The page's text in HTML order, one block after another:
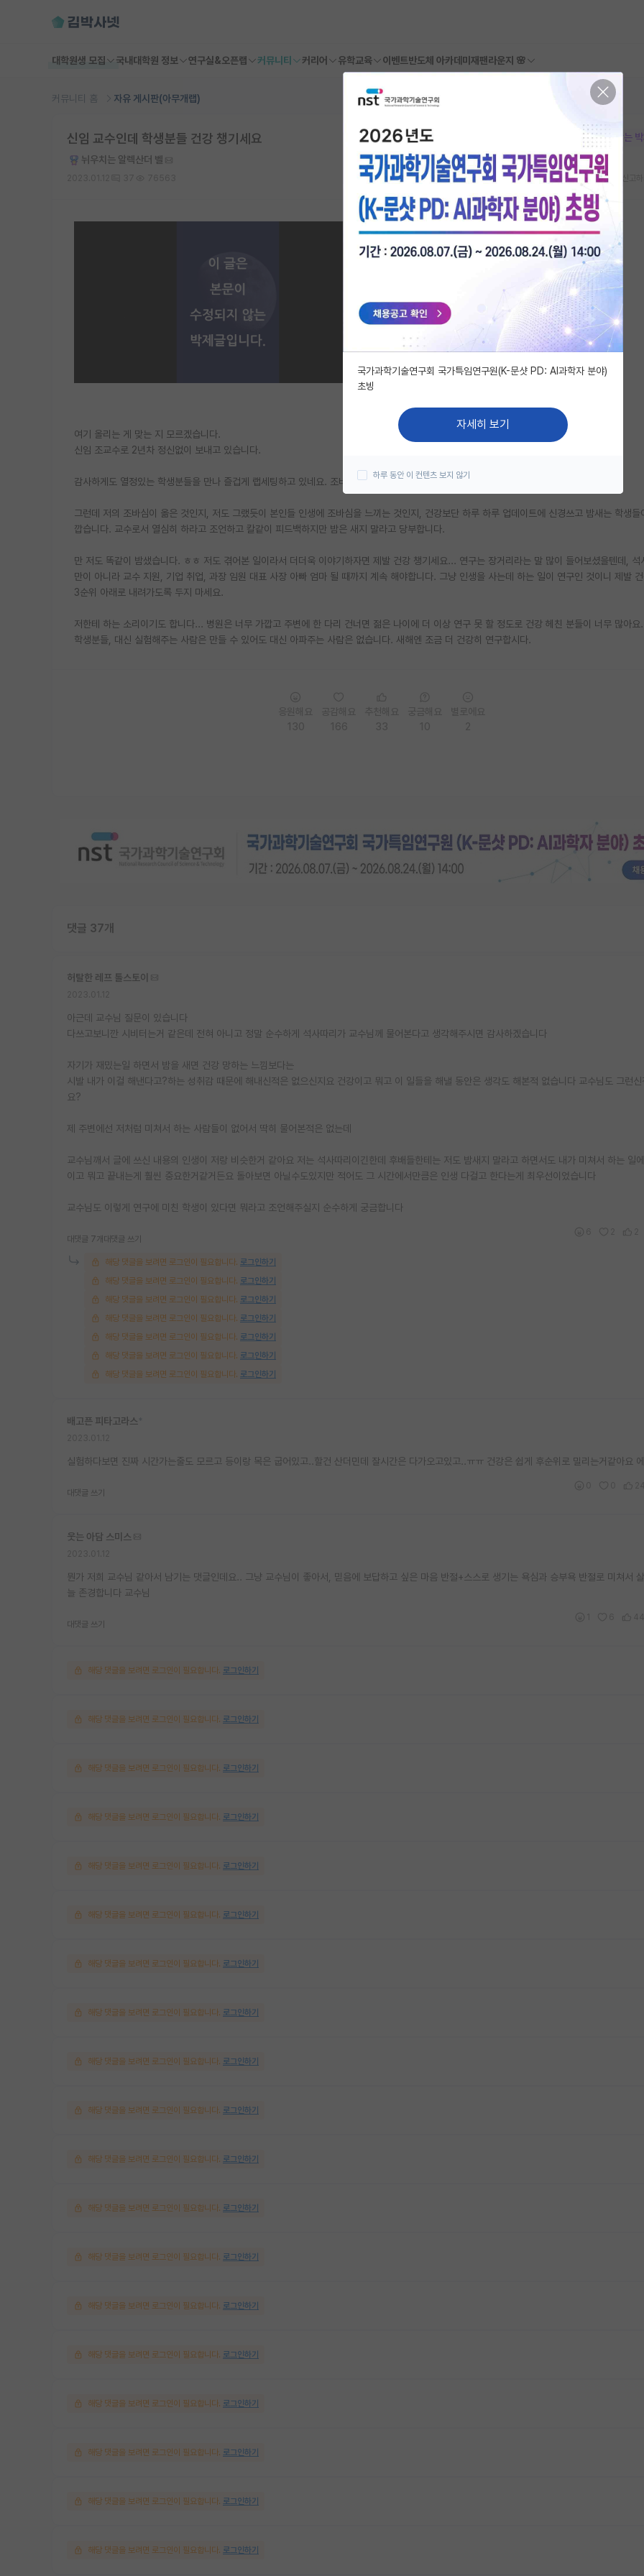
대학원생 모집 국내대학원 정보 연구실&오픈랩 커뮤니티 커리어 유학교육 이벤트반도체 아카데미 재팬라운지 🌸
커뮤니티 홈 자유 게시판(아무개랩)
본문이 수정되지 않는
신임 교수인데 학생분들 건강 챙기세요
뉘우치는 알렉산더 벨
스크랩
여기 올리는 게 맞는 지 모르겠습니다.
신임 조교수로 2년차 정신없이 보내고 있습니다.
감사하게도 열정있는 학생분들을 만나 즐겁게 랩세팅하고 있네요. 조바심이 나던 걸 내려놓고 학생들을 바라보고 산 지 얼마 안 됩니다.
그런데 저의 조바심이 옮은 것인지, 저도 그랬듯이 본인들 인생에 조바심을 느끼는 것인지, 건강보단 하루 하루 업데이트에 신경쓰고 밤새는 학생들
깝습니다. 교수로서 열심히 하라고 조언하고 칼같이 피드백하지만 밤은 새지 말라고 당부합니다.
만 저도 똑같이 밤샜습니다. ㅎㅎ 저도 겪어본 일이라서 더더욱 이야기하자면 제발 건강 챙기세요... 연구는 장거리라는 말 많이 들어보셨을텐데, 석
만이 아니라 교수 지원, 기업 취업, 과장 임원 대표 사장 아빠 엄마 될 때까지 계속 해야합니다. 그냥 인생을 사는데 하는 일이 연구인 것이니 제발
3순위 아래로 내려가도록 두지 마세요.
저한테 하는 소리이기도 합니다... 병원은 너무 가깝고 주변에 한 다리 건너면 젊은 나이에 더 이상 연구 못 할 정도로 건강 헤친 분들이 너무 많아요
학생분들, 대신 실험해주는 사람은 만들 수 있어도 대신 아파주는 사람은 없습니다. 새해엔 조금 더 건강히 연구합시다.
댓글 37개
허탈한 레프 톨스토이
아근데 교수님 질문이 있습니다
다쓰고보니깐 시비터는거 같은데 전혀 아니고 정말 순수하게 석사따리가 교수님께 물어본다고 생각해주시면 감사하겠습니다
자기가 재밌는일 하면서 밤을 새면 건강 망하는 느낌보다는
시발 내가 이걸 해낸다고?하는 성취감 때문에 해내신적은 없으신지요 건강이고 뭐고 이 일들을 해낼 동안은 생각도 해본적 없습니다 교수님도 그런
요?
제 주변에선 저처럼 미쳐서 하는 사람들이 없어서 딱히 물어본적은 없는데
교수님깨서 글에 쓰신 내용의 인생이 저랑 비슷한거 같아요 저는 석사따리이긴한데 후배들한테는 저도 밤새지 말라고 하면서도 내가 미쳐서 하는 일
이고 뭐고 끝내는게 훨씬 중요한거같거든요 돌아보면 아닐수도있지만 적어도 그 시간에서만큼은 인생 다걸고 한다는게 최우선이었습니다
교수님도 이렇게 연구에 미친 학생이 있다면 뭐라고 조언해주실지 순수하게 궁금합니다
대댓글 7개 대댓글 쓰기
해당 댓글을 보려면 로그인이 필요합니다. 로그인하기
해당 댓글을 보려면 로그인이 필요합니다. 로그인하기
해당 댓글을 보려면 로그인이 필요합니다. 로그인하기
해당 댓글을 보려면 로그인이 필요합니다. 로그인하기
해당 댓글을 보려면 로그인이 필요합니다. 로그인하기
해당 댓글을 보려면 로그인이 필요합니다. 로그인하기
해당 댓글을 보려면 로그인이 필요합니다. 로그인하기
배고픈 피타고라스
실험하다보면 진짜 시간가는줄도 모르고 등이랑 목은 굽어있고..할건 산더민데 잘시간은 다가오고있고..ㅠㅠ 건강은 쉽게 후순위로 밀리는거같아요
대댓글 쓰기
웃는 아담 스미스
뭔가 저희 교수님 같아서 남기는 댓글인데요.. 그냥 교수님이 좋아서, 믿음에 보답하고 싶은 마음 반절+스스로 생기는 욕심과 승부욕 반절로 미쳐서 살
늘 존경합니다 교수님
대댓글 쓰기
해당 댓글을 보려면 로그인이 필요합니다. 로그인하기
해당 댓글을 보려면 로그인이 필요합니다. 로그인하기
해당 댓글을 보려면 로그인이 필요합니다. 로그인하기
해당 댓글을 보려면 로그인이 필요합니다. 로그인하기
해당 댓글을 보려면 로그인이 필요합니다. 로그인하기
해당 댓글을 보려면 로그인이 필요합니다. 로그인하기
해당 댓글을 보려면 로그인이 필요합니다. 로그인하기
해당 댓글을 보려면 로그인이 필요합니다. 로그인하기
해당 댓글을 보려면 로그인이 필요합니다. 로그인하기
해당 댓글을 보려면 로그인이 필요합니다. 로그인하기
해당 댓글을 보려면 로그인이 필요합니다. 로그인하기
해당 댓글을 보려면 로그인이 필요합니다. 로그인하기
해당 댓글을 보려면 로그인이 필요합니다. 로그인하기
해당 댓글을 보려면 로그인이 필요합니다. 로그인하기
해당 댓글을 보려면 로그인이 필요합니다. 로그인하기
해당 댓글을 보려면 로그인이 필요합니다. 로그인하기
해당 댓글을 보려면 로그인이 필요합니다. 로그인하기
해당 댓글을 보려면 로그인이 필요합니다. 로그인하기
해당 댓글을 보려면 로그인이 필요합니다. 로그인하기
국가과학기술연구회 국가특임연구원(K-문샷 PD: AI과학자 분야)
초빙
자세히 보기
하루 동안 이 컨텐츠 보지 않기